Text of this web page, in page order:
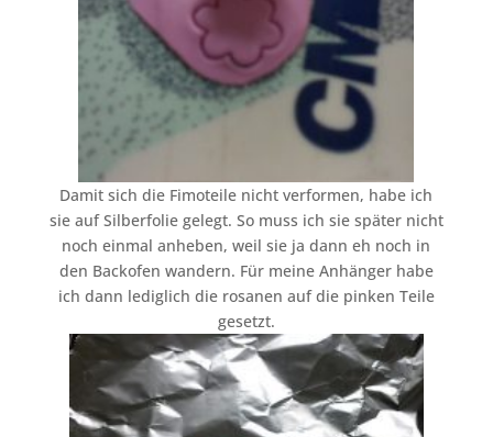
Damit sich die Fimoteile nicht verformen, habe ich
sie auf Silberfolie gelegt. So muss ich sie später nicht
noch einmal anheben, weil sie ja dann eh noch in
den Backofen wandern. Für meine Anhänger habe
ich dann lediglich die rosanen auf die pinken Teile
gesetzt.